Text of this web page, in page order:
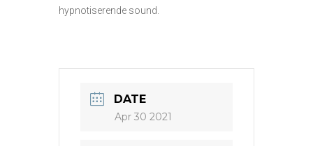
hypnotiserende sound.
DATE
Apr 30 2021